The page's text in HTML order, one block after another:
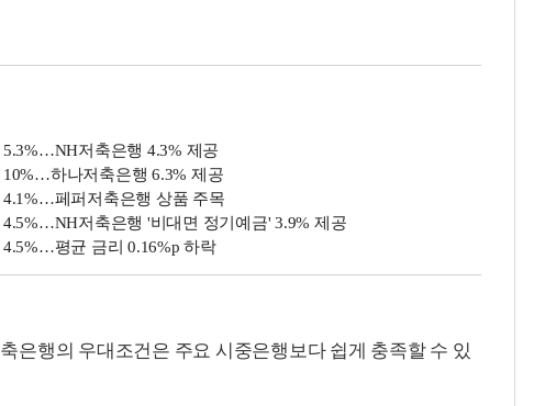
저축은행 4.3% 제공
하나저축은행 6.3% 제공
페퍼저축은행 상품 주목
저축은행 '비대면 정기예금' 3.9% 제공
평균 금리 0.16%p 하락
은행의 우대조건은 주요 시중은행보다 쉽게 충족할 수 있